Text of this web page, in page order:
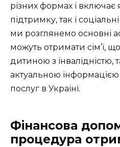
різних формах і включає
підтримку, так і
ми розглянемо основні
можуть отримати сім’ї,
дитиною з інвалідністю,
актуальною інформацією
послуг в Україні.
Фінансова
процедура